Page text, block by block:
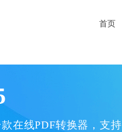
首页
在线PDF转换器，支